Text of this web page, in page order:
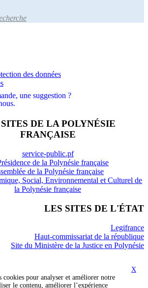
des données
une suggestion ?
DE LA POLYNÉSIE
FRANÇAISE
service-public.pf
de la Polynésie française
de la Polynésie française
Social, Environnemental et Culturel de
la Polynésie française
LES SITES DE L'ÉTAT
Legifrance
Haut-commissariat de la république
Site du Ministère de la Justice en Polynésie
X
cookies pour analyser et améliorer notre
le contenu, améliorer l’expérience